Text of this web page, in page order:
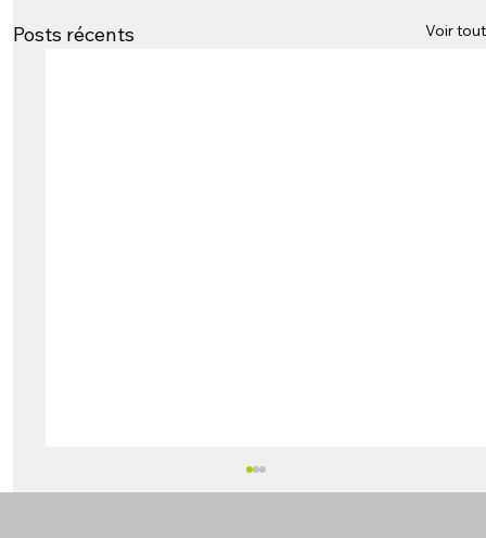
Posts récents Voir tout